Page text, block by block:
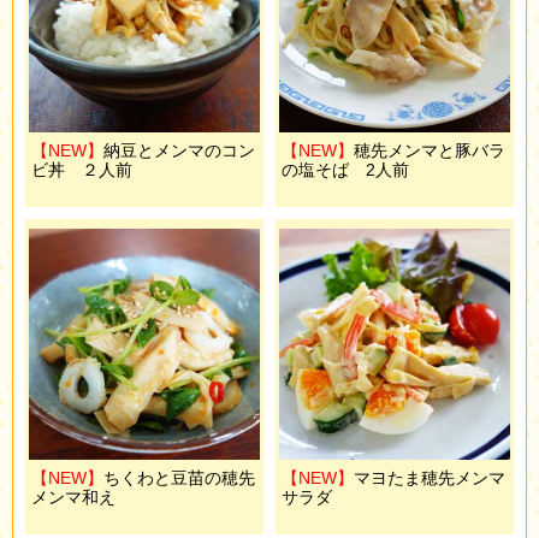
【NEW】 納豆とメンマのコン
ビ丼 ２人前
【NEW】 穂先メンマと豚バラ
の塩そば 2人前
【NEW】 ちくわと豆苗の穂先
メンマ和え
【NEW】 マヨたま穂先メンマ
サラダ